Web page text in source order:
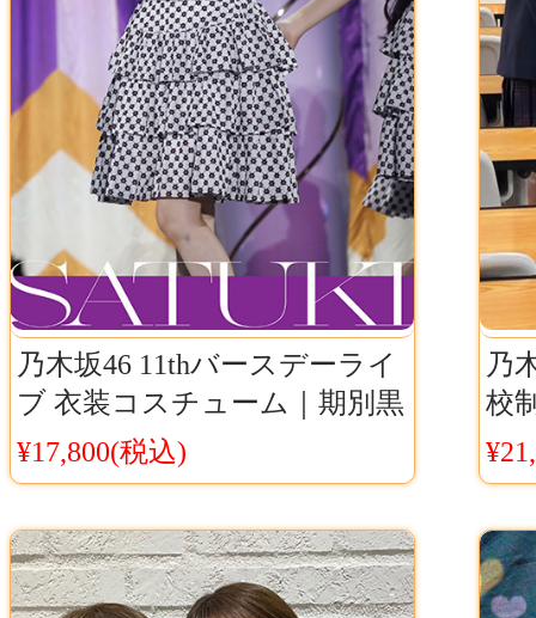
乃木坂46 11thバースデーライ
ブ 衣装コスチューム｜期別黒
白ドレス｜アイドル風フリル
コスチューム
¥17,800(税込)
乃
校
木
マ